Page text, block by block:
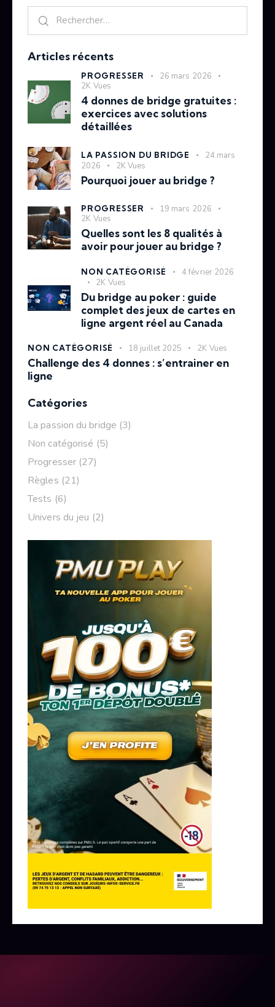
Articles récents
PROGRESSER
26 mars 2026
2K Vues
4 donnes de bridge gratuites :
exercices avec solutions
détaillées
LA PASSION DU BRIDGE
24 mars
2026
2K Vues
Pourquoi jouer au bridge ?
PROGRESSER
19 mars 2026
2K Vues
Quelles sont les 8 qualités à
avoir pour jouer au bridge ?
NON CATÉGORISÉ
4 février 2026
2K Vues
Du bridge au poker : guide
complet des jeux de cartes en
ligne argent réel au Canada
NON CATÉGORISÉ 18 juillet 2025 2K Vues
Challenge des 4 donnes : s’entrainer en
ligne
Catégories
La passion du bridge (3)
Non catégorisé (5)
Progresser (27)
Règles (21)
Tests (6)
Univers du jeu (2)